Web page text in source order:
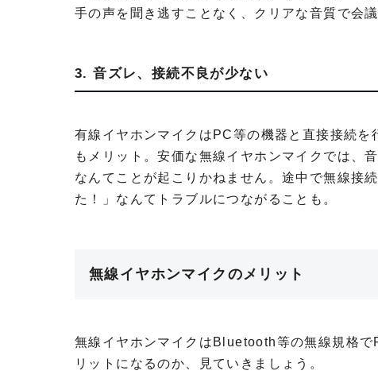
手の声を聞き逃すことなく、クリアな音質で会
3. 音ズレ、接続不良が少ない
有線イヤホンマイクはPC等の機器と直接接続
もメリット。安価な無線イヤホンマイクでは、
なんてことが起こりかねません。途中で無線接
た！」なんてトラブルにつながることも。
無線イヤホンマイクのメリット
無線イヤホンマイクはBluetooth等の無線規格
リットになるのか、見ていきましょう。